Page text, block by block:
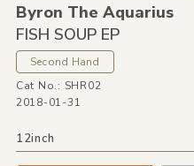
Byron The Aquarius
FISH SOUP EP
Second Hand
Cat No.: SHR02
2018-01-31
12inch